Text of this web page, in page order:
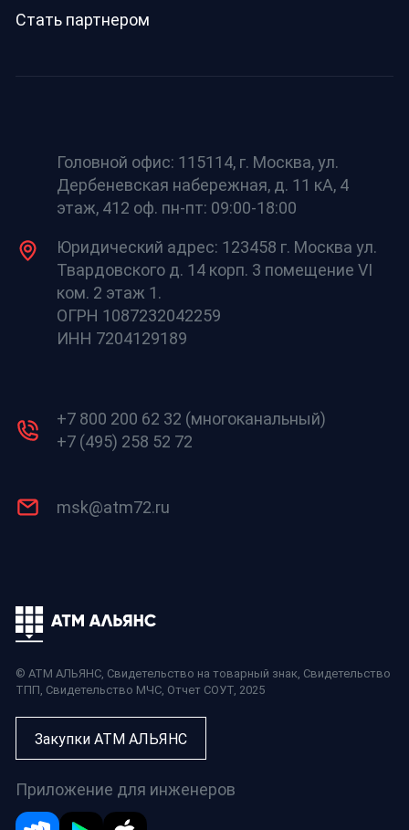
Стать партнером
Головной офис: 115114, г. Москва, ул.
Дербеневская набережная, д. 11 кА, 4
этаж, 412 оф. пн-пт: 09:00-18:00
Юридический адрес: 123458 г. Москва ул.
Твардовского д. 14 корп. 3 помещение VI
ком. 2 этаж 1.
ОГРН 1087232042259
ИНН 7204129189
+7 800 200 62 32 (многоканальный)
+7 (495) 258 52 72
msk@atm72.ru
© АТМ АЛЬЯНС, Свидетельство на товарный знак, Свидетельство
ТПП, Свидетельство МЧС, Отчет СОУТ, 2025
Закупки АТМ АЛЬЯНС
Приложение для инженеров